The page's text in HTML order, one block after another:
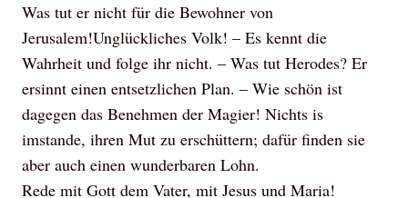
Was tut er nicht für die Bewohner von
Jerusalem!Unglückliches Volk! – Es kennt die
Wahrheit und folge ihr nicht. – Was tut Herodes? Er
ersinnt einen entsetzlichen Plan. – Wie schön ist
dagegen das Benehmen der Magier! Nichts is
imstande, ihren Mut zu erschüttern; dafür finden sie
aber auch einen wunderbaren Lohn.
Rede mit Gott dem Vater, mit Jesus und Maria!